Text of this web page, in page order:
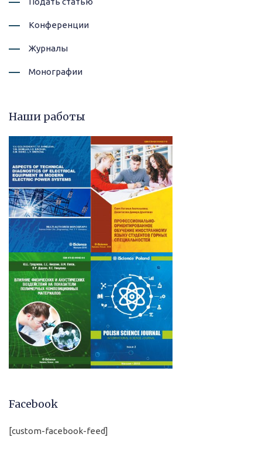
Конференции
Журналы
Монографии
Наши работы
Facebook
[custom-facebook-feed]